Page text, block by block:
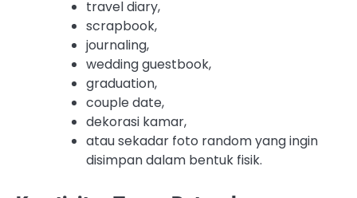
travel diary,
scrapbook,
journaling,
wedding guestbook,
graduation,
couple date,
dekorasi kamar,
atau sekadar foto random yang ingin
disimpan dalam bentuk fisik.